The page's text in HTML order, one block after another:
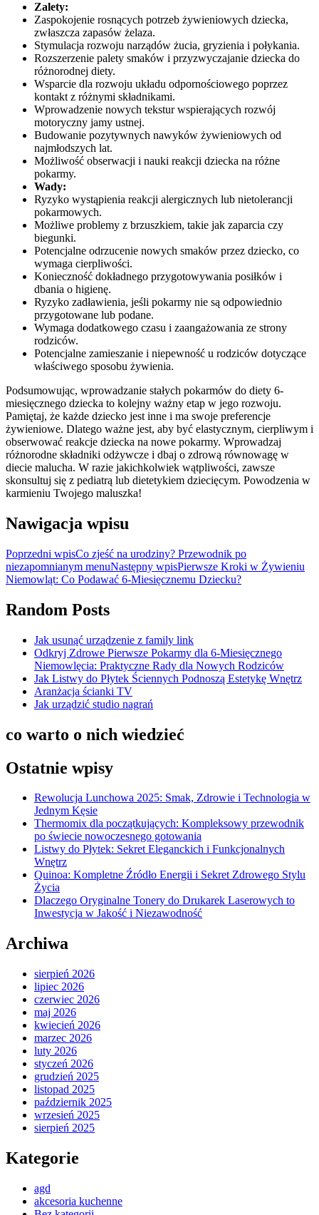
Zalety:
Zaspokojenie rosnących potrzeb żywieniowych dziecka,
zwłaszcza zapasów żelaza.
Stymulacja rozwoju narządów żucia, gryzienia i połykania.
Rozszerzenie palety smaków i przyzwyczajanie dziecka do
różnorodnej diety.
Wsparcie dla rozwoju układu odpornościowego poprzez
kontakt z różnymi składnikami.
Wprowadzenie nowych tekstur wspierających rozwój
motoryczny jamy ustnej.
Budowanie pozytywnych nawyków żywieniowych od
najmłodszych lat.
Możliwość obserwacji i nauki reakcji dziecka na różne
pokarmy.
Wady:
Ryzyko wystąpienia reakcji alergicznych lub nietolerancji
pokarmowych.
Możliwe problemy z brzuszkiem, takie jak zaparcia czy
biegunki.
Potencjalne odrzucenie nowych smaków przez dziecko, co
wymaga cierpliwości.
Konieczność dokładnego przygotowywania posiłków i
dbania o higienę.
Ryzyko zadławienia, jeśli pokarmy nie są odpowiednio
przygotowane lub podane.
Wymaga dodatkowego czasu i zaangażowania ze strony
rodziców.
Potencjalne zamieszanie i niepewność u rodziców dotyczące
właściwego sposobu żywienia.
Podsumowując, wprowadzanie stałych pokarmów do diety 6-
miesięcznego dziecka to kolejny ważny etap w jego rozwoju.
Pamiętaj, że każde dziecko jest inne i ma swoje preferencje
żywieniowe. Dlatego ważne jest, aby być elastycznym, cierpliwym i
obserwować reakcje dziecka na nowe pokarmy. Wprowadzaj
różnorodne składniki odżywcze i dbaj o zdrową równowagę w
diecie malucha. W razie jakichkolwiek wątpliwości, zawsze
skonsultuj się z pediatrą lub dietetykiem dziecięcym. Powodzenia w
karmieniu Twojego maluszka!
Nawigacja wpisu
Poprzedni wpisCo zjeść na urodziny? Przewodnik po
niezapomnianym menuNastępny wpisPierwsze Kroki w Żywieniu
Niemowląt: Co Podawać 6-Miesięcznemu Dziecku?
Random Posts
Jak usunąć urządzenie z family link
Odkryj Zdrowe Pierwsze Pokarmy dla 6-Miesięcznego
Niemowlęcia: Praktyczne Rady dla Nowych Rodziców
Jak Listwy do Płytek Ściennych Podnoszą Estetykę Wnętrz
Aranżacja ścianki TV
Jak urządzić studio nagrań
co warto o nich wiedzieć
Ostatnie wpisy
Rewolucja Lunchowa 2025: Smak, Zdrowie i Technologia w
Jednym Kęsie
Thermomix dla początkujących: Kompleksowy przewodnik
po świecie nowoczesnego gotowania
Listwy do Płytek: Sekret Eleganckich i Funkcjonalnych
Wnętrz
Quinoa: Kompletne Źródło Energii i Sekret Zdrowego Stylu
Życia
Dlaczego Oryginalne Tonery do Drukarek Laserowych to
Inwestycja w Jakość i Niezawodność
Archiwa
sierpień 2026
lipiec 2026
czerwiec 2026
maj 2026
kwiecień 2026
marzec 2026
luty 2026
styczeń 2026
grudzień 2025
listopad 2025
październik 2025
wrzesień 2025
sierpień 2025
Kategorie
agd
akcesoria kuchenne